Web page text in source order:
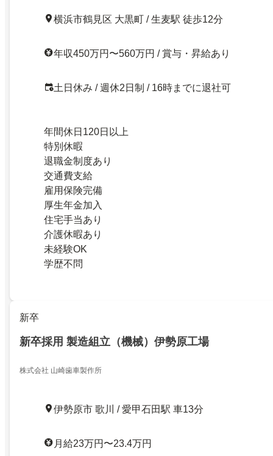
横浜市鶴見区 大黒町 / 生麦駅 徒歩12分
年収450万円〜560万円 / 賞与・昇給あり
土日休み / 週休2日制 / 16時までに退社可
年間休日120日以上
特別休暇
退職金制度あり
交通費支給
雇用保険完備
厚生年金加入
住宅手当あり
介護休暇あり
未経験OK
学歴不問
新卒
新卒採用 製造組立（機械）伊勢原工場
株式会社 山崎歯車製作所
伊勢原市 歌川 / 愛甲石田駅 車13分
月給23万円〜23.4万円